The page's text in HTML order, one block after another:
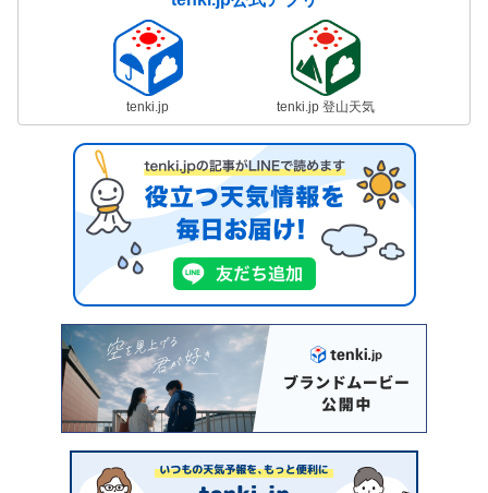
tenki.jp tenki.jp 登山天気